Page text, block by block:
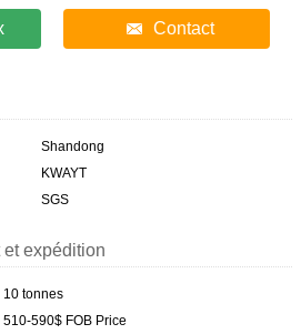
Contact
Shandong
KWAYT
SGS
expédition
10 tonnes
510-590$ FOB Price